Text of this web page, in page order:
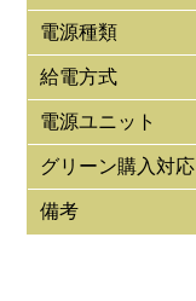
電源種類
給電方式
電源ユニット
グリーン購入対応
備考